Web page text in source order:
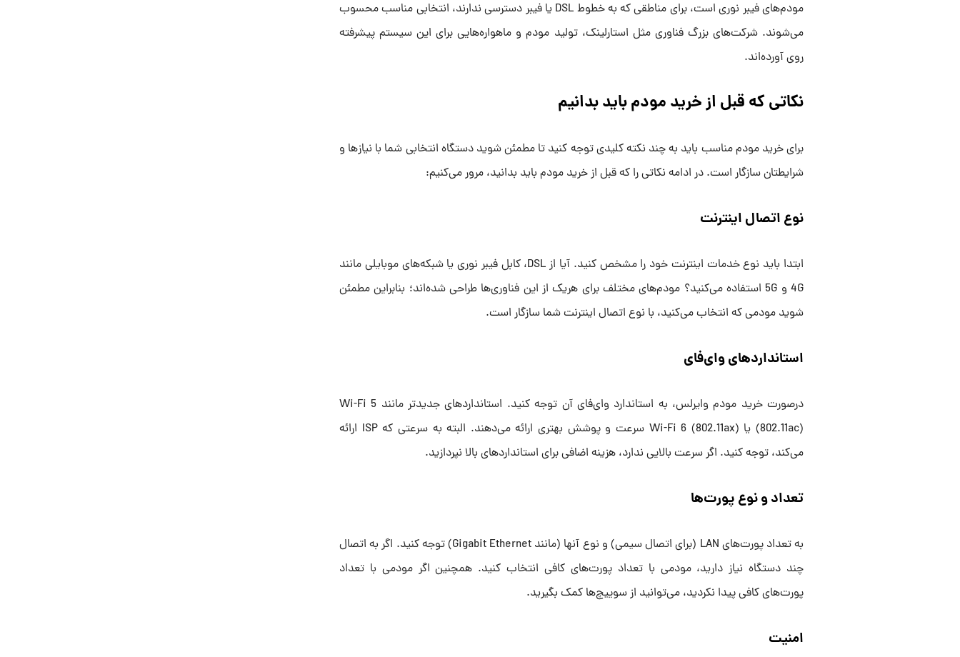
مودم‌های فیبر نوری است، برای مناطقی که به خطوط DSL یا فیبر دسترسی ندارند، انتخابی مناسب محسوب
می‌شوند. شرکت‌های بزرگ فناوری مثل استارلینک، تولید مودم و ماهواره‌هایی برای این سیستم پیشرفته
روی آورده‌اند.
نکاتی که قبل از خرید مودم باید بدانیم
برای خرید مودم مناسب باید به چند نکته کلیدی توجه کنید تا مطمئن شوید دستگاه انتخابی شما با نیازها و
شرایطتان سازگار است. در ادامه نکاتی را که قبل از خرید مودم باید بدانید، مرور می‌کنیم:
نوع اتصال اینترنت
ابتدا باید نوع خدمات اینترنت خود را مشخص کنید. آیا از DSL، کابل فیبر نوری یا شبکه‌های موبایلی مانند
4G و 5G استفاده می‌کنید؟ مودم‌های مختلف برای هریک از این فناوری‌ها طراحی شده‌اند؛ بنابراین مطمئن
شوید مودمی که انتخاب می‌کنید، با نوع اتصال اینترنت شما سازگار است.
استانداردهای وای‌فای
درصورت خرید مودم وایرلس، به استاندارد وای‌فای آن توجه کنید. استانداردهای جدیدتر مانند Wi-Fi 5
(802.11ac) یا Wi-Fi 6 (802.11ax) سرعت و پوشش بهتری ارائه می‌دهند. البته به سرعتی که ISP ارائه
می‌کند، توجه کنید. اگر سرعت بالایی ندارد، هزینه اضافی برای استانداردهای بالا نپردازید.
تعداد و نوع پورت‌ها
به تعداد پورت‌های LAN (برای اتصال سیمی) و نوع آنها (مانند Gigabit Ethernet) توجه کنید. اگر به اتصال
چند دستگاه نیاز دارید، مودمی با تعداد پورت‌های کافی انتخاب کنید. همچنین اگر مودمی با تعداد
پورت‌های کافی پیدا نکردید، می‌توانید از سوییچ‌ها کمک بگیرید.
امنیت